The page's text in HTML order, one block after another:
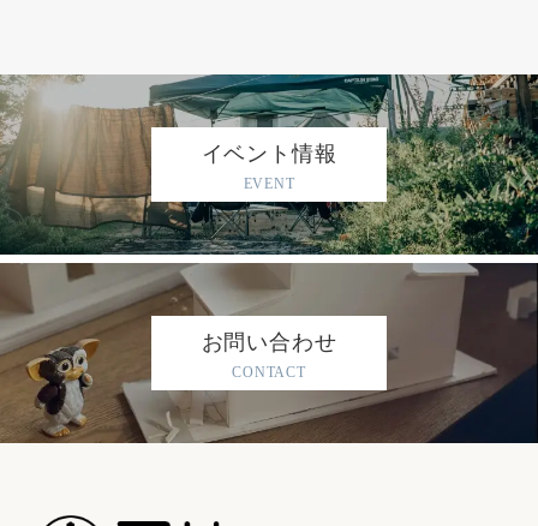
イベント情報
EVENT
お問い合わせ
CONTACT